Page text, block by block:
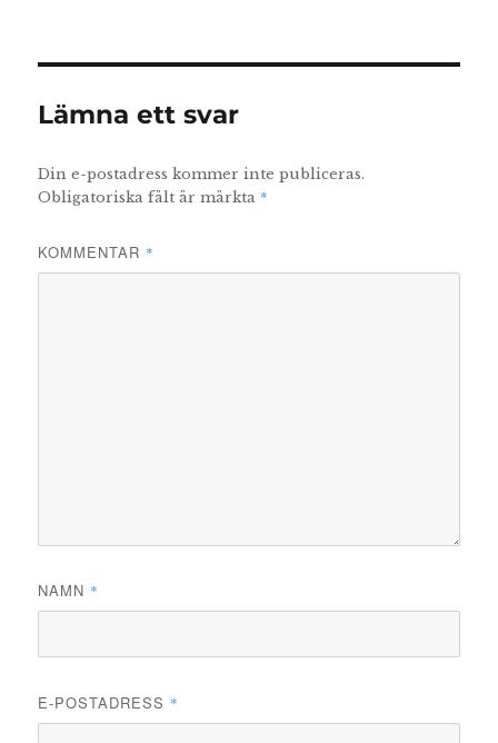
Lämna ett svar
Din e-postadress kommer inte publiceras.
Obligatoriska fält är märkta *
KOMMENTAR *
NAMN *
E-POSTADRESS *